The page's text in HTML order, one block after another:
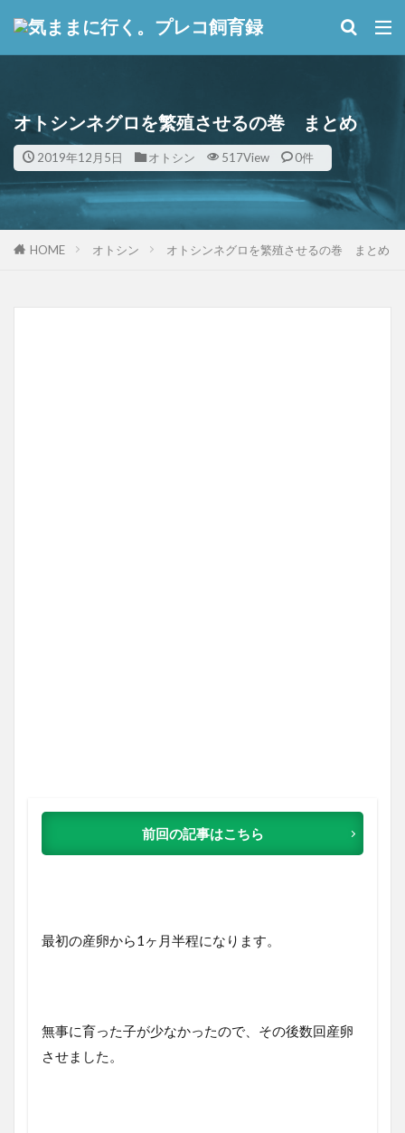
オトシンネグロを繁殖させるの巻 まとめ
2019年12月5日 オトシン 517View 0件
HOME オトシン オトシンネグロを繁殖させるの巻 まとめ
前回の記事はこちら
最初の産卵から1ヶ月半程になります。
無事に育った子が少なかったので、その後数回産卵
させました。